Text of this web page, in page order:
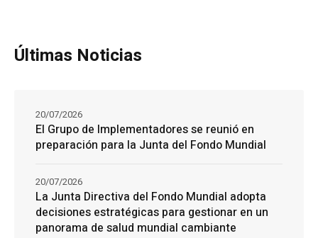
Últimas Noticias
El Grupo de Implementadores se reunió en
preparación para la Junta del Fondo Mundial
20/07/2026
La Junta Directiva del Fondo Mundial adopta
decisiones estratégicas para gestionar en un
panorama de salud mundial cambiante
20/07/2026